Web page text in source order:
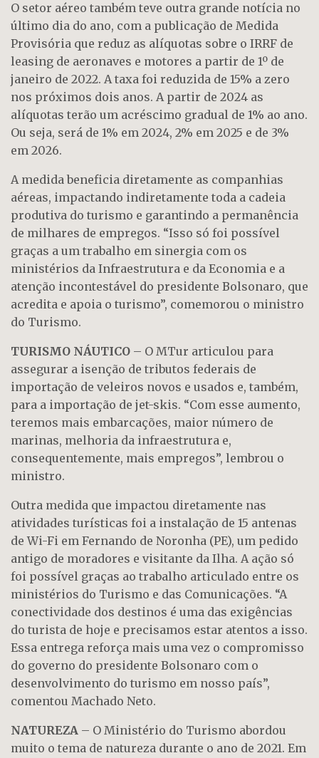
O setor aéreo também teve outra grande notícia no
último dia do ano, com a publicação de Medida
Provisória que reduz as alíquotas sobre o IRRF de
leasing de aeronaves e motores a partir de 1º de
janeiro de 2022. A taxa foi reduzida de 15% a zero
nos próximos dois anos. A partir de 2024 as
alíquotas terão um acréscimo gradual de 1% ao ano.
Ou seja, será de 1% em 2024, 2% em 2025 e de 3%
em 2026.
A medida beneficia diretamente as companhias
aéreas, impactando indiretamente toda a cadeia
produtiva do turismo e garantindo a permanência
de milhares de empregos. “Isso só foi possível
graças a um trabalho em sinergia com os
ministérios da Infraestrutura e da Economia e a
atenção incontestável do presidente Bolsonaro, que
acredita e apoia o turismo”, comemorou o ministro
do Turismo.
TURISMO NÁUTICO – O MTur articulou para
assegurar a isenção de tributos federais de
importação de veleiros novos e usados e, também,
para a importação de jet-skis. “Com esse aumento,
teremos mais embarcações, maior número de
marinas, melhoria da infraestrutura e,
consequentemente, mais empregos”, lembrou o
ministro.
Outra medida que impactou diretamente nas
atividades turísticas foi a instalação de 15 antenas
de Wi-Fi em Fernando de Noronha (PE), um pedido
antigo de moradores e visitante da Ilha. A ação só
foi possível graças ao trabalho articulado entre os
ministérios do Turismo e das Comunicações. “A
conectividade dos destinos é uma das exigências
do turista de hoje e precisamos estar atentos a isso.
Essa entrega reforça mais uma vez o compromisso
do governo do presidente Bolsonaro com o
desenvolvimento do turismo em nosso país”,
comentou Machado Neto.
NATUREZA – O Ministério do Turismo abordou
muito o tema de natureza durante o ano de 2021. Em